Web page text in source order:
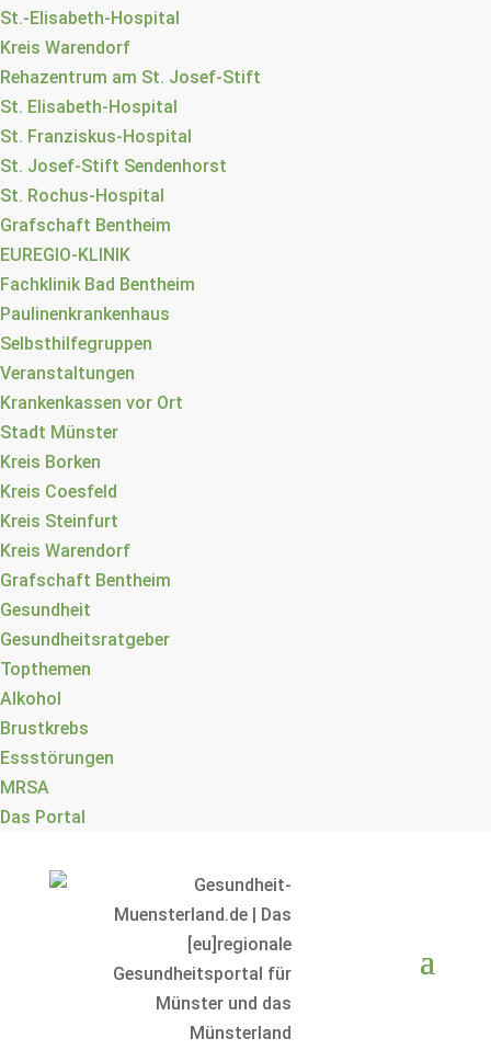
St.-Elisabeth-Hospital
Kreis Warendorf
Rehazentrum am St. Josef-Stift
St. Elisabeth-Hospital
St. Franziskus-Hospital
St. Josef-Stift Sendenhorst
St. Rochus-Hospital
Grafschaft Bentheim
EUREGIO-KLINIK
Fachklinik Bad Bentheim
Paulinenkrankenhaus
Selbsthilfegruppen
Veranstaltungen
Krankenkassen vor Ort
Stadt Münster
Kreis Borken
Kreis Coesfeld
Kreis Steinfurt
Kreis Warendorf
Grafschaft Bentheim
Gesundheit
Gesundheitsratgeber
Topthemen
Alkohol
Brustkrebs
Essstörungen
MRSA
Das Portal